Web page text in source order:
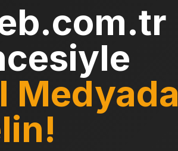
Medyada